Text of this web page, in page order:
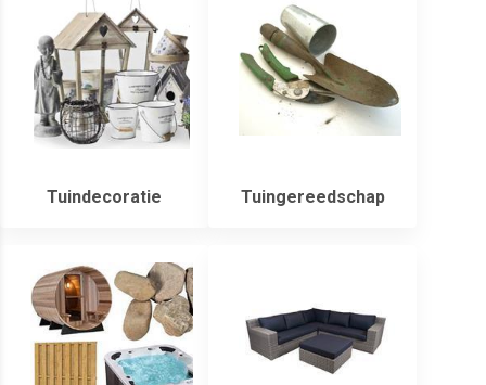
Tuindecoratie Tuingereedschap